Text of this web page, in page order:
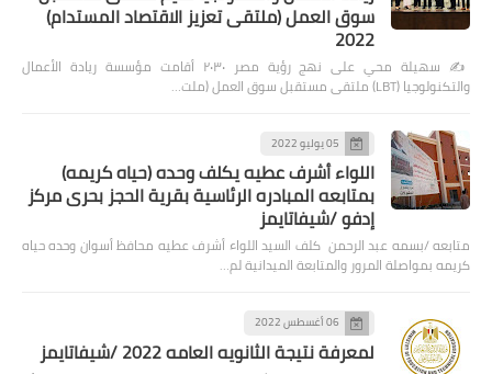
سوق العمل (ملتقى تعزيز الاقتصاد المستدام)
2022
✍️ سهيلة محي على نهج رؤية مصر ٢٠٣٠ أقامت مؤسسة ريادة الأعمال
والتكنولوجيا (LBT) ملتقى مستقبل سوق العمل (ملت…
05 يوليو 2022
اللواء أشرف عطيه يكلف وحده (حياه كريمه)
بمتابعه المبادره الرئاسية بقرية الحجز بحرى مركز
إدفو /شيفاتايمز
متابعه /بسمه عبد الرحمن كلف السيد اللواء أشرف عطيه محافظ أسوان وحده حياه
كريمه بمواصلة المرور والمتابعة الميدانية لم…
06 أغسطس 2022
لمعرفة نتيجة الثانويه العامه 2022 /شيفاتايمز